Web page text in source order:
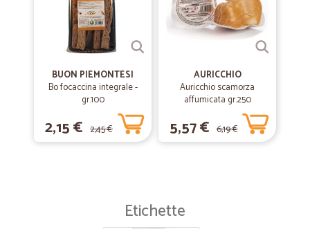
BUON PIEMONTESI
Bo focaccina integrale -
gr.100
2,15 € 2,45 €
AURICCHIO
Auricchio scamorza
affumicata gr.250
5,57 € 6,19 €
Etichette